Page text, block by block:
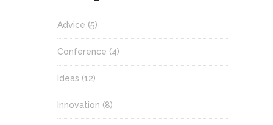
Advice (5)
Conference (4)
Ideas (12)
Innovation (8)